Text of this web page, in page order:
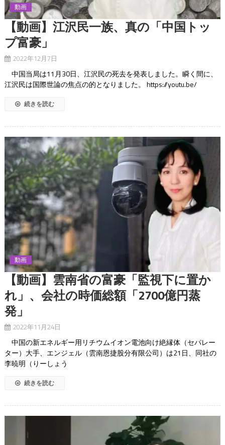
動画
【動画】江沢民一族、真の「中国トッ
プ富豪」
2022年12月7日
中国当局は11月30日、江沢民の死去を発表しました。瞬く間に、
江沢民は国際世論の焦点の的となりました。 https://youtu.be/
続きを読む
動画
【動画】雲南省の富豪「監視下に置か
れ」、会社の時価総額「2700億円蒸
発」
2022年11月24日
中国の新エネルギー用リチウムイオン電池向け絶縁体（セパレー
ター）大手、エンジェル（雲南恩捷股分有限公司）は21日、同社の
李暁明（りーしょう
続きを読む